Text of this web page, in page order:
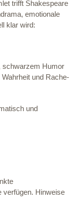
trifft Shakespeare
emotionale
klar wird:
schwarzem Humor
und Rache-
und
verfügen. Hinweise